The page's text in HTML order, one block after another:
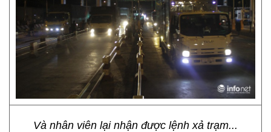
Và nhân viên lại nhận được lệnh xả trạm...